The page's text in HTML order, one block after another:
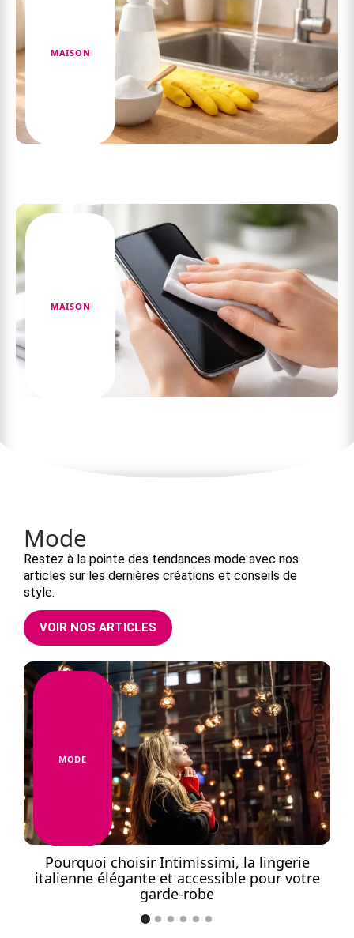
MAISON
MAISON
Mode
Restez à la pointe des tendances mode avec nos
articles sur les dernières créations et conseils de
style.
VOIR NOS ARTICLES
MODE
Pourquoi choisir Intimissimi, la lingerie
italienne élégante et accessible pour votre
garde-robe